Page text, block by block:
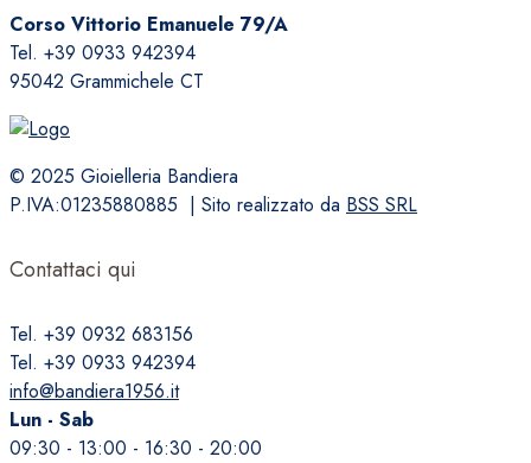
scelte
nella
pagina
Corso Vittorio Emanuele 79/A
Tel. +39 0933 942394
95042 Grammichele CT
© 2025 Gioielleria Bandiera
P.IVA:01235880885 | Sito realizzato da BSS SRL
Contattaci qui
Tel. +39 0932 683156
Tel. +39 0933 942394
info@bandiera1956.it
Lun - Sab
09:30 - 13:00 - 16:30 - 20:00